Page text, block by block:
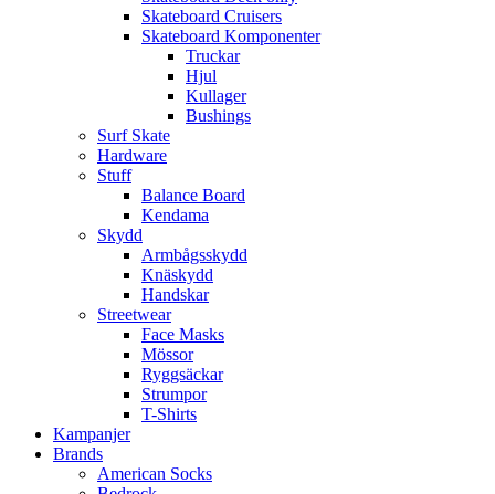
Skateboard Cruisers
Skateboard Komponenter
Truckar
Hjul
Kullager
Bushings
Surf Skate
Hardware
Stuff
Balance Board
Kendama
Skydd
Armbågsskydd
Knäskydd
Handskar
Streetwear
Face Masks
Mössor
Ryggsäckar
Strumpor
T-Shirts
Kampanjer
Brands
American Socks